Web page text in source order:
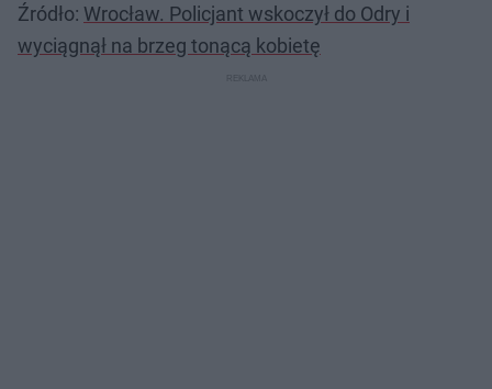
Źródło: Wrocław. Policjant wskoczył do Odry i
wyciągnął na brzeg tonącą kobietę